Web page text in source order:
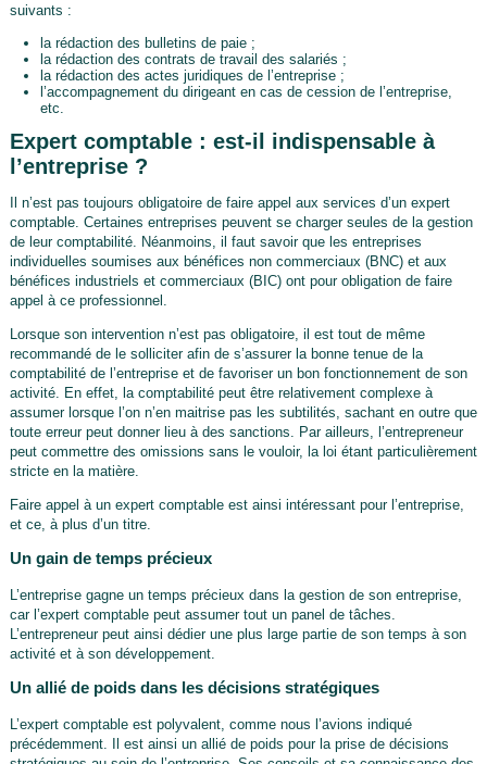
suivants :
la rédaction des bulletins de paie ;
la rédaction des contrats de travail des salariés ;
la rédaction des actes juridiques de l’entreprise ;
l’accompagnement du dirigeant en cas de cession de l’entreprise,
etc.
Expert comptable : est-il indispensable à
l’entreprise ?
Il n’est pas toujours obligatoire de faire appel aux services d’un expert
comptable. Certaines entreprises peuvent se charger seules de la gestion
de leur comptabilité. Néanmoins, il faut savoir que les entreprises
individuelles soumises aux bénéfices non commerciaux (BNC) et aux
bénéfices industriels et commerciaux (BIC) ont pour obligation de faire
appel à ce professionnel.
Lorsque son intervention n’est pas obligatoire, il est tout de même
recommandé de le solliciter afin de s’assurer la bonne tenue de la
comptabilité de l’entreprise et de favoriser un bon fonctionnement de son
activité. En effet, la comptabilité peut être relativement complexe à
assumer lorsque l’on n’en maitrise pas les subtilités, sachant en outre que
toute erreur peut donner lieu à des sanctions. Par ailleurs, l’entrepreneur
peut commettre des omissions sans le vouloir, la loi étant particulièrement
stricte en la matière.
Faire appel à un expert comptable est ainsi intéressant pour l’entreprise,
et ce, à plus d’un titre.
Un gain de temps précieux
L’entreprise gagne un temps précieux dans la gestion de son entreprise,
car l’expert comptable peut assumer tout un panel de tâches.
L’entrepreneur peut ainsi dédier une plus large partie de son temps à son
activité et à son développement.
Un allié de poids dans les décisions stratégiques
L’expert comptable est polyvalent, comme nous l’avions indiqué
précédemment. Il est ainsi un allié de poids pour la prise de décisions